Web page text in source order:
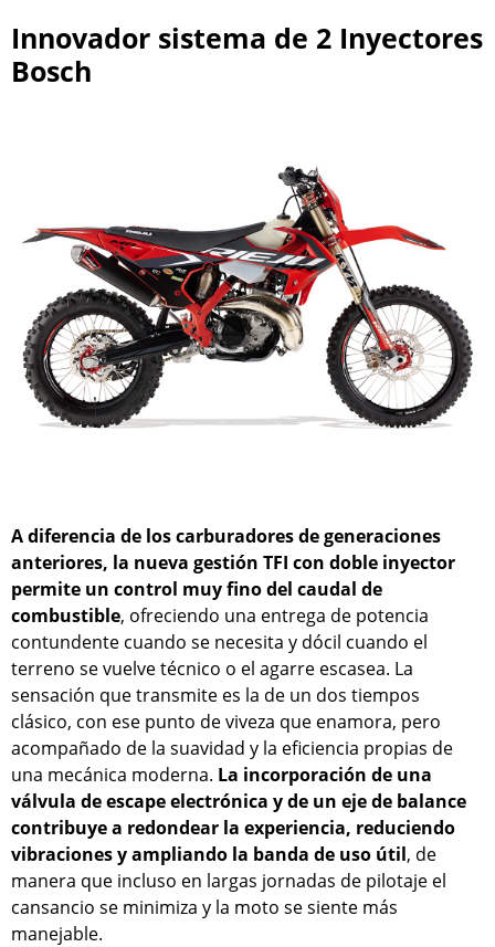
Innovador sistema de 2 Inyectores
Bosch
A diferencia de los carburadores de generaciones
anteriores, la nueva gestión TFI con doble inyector
permite un control muy fino del caudal de
combustible, ofreciendo una entrega de potencia
contundente cuando se necesita y dócil cuando el
terreno se vuelve técnico o el agarre escasea. La
sensación que transmite es la de un dos tiempos
clásico, con ese punto de viveza que enamora, pero
acompañado de la suavidad y la eficiencia propias de
una mecánica moderna. La incorporación de una
válvula de escape electrónica y de un eje de balance
contribuye a redondear la experiencia, reduciendo
vibraciones y ampliando la banda de uso útil, de
manera que incluso en largas jornadas de pilotaje el
cansancio se minimiza y la moto se siente más
manejable.